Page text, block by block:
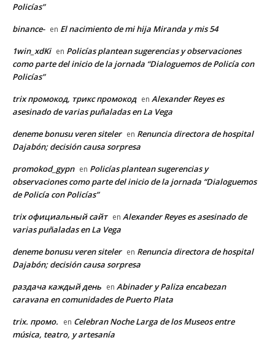
Policías”
binance- en El nacimiento de mi hija Miranda y mis 54
1win_xdKi en Policías plantean sugerencias y observaciones
como parte del inicio de la jornada “Dialoguemos de Policía con
Policías”
trix промокод, трикс промокод en Alexander Reyes es
asesinado de varias puñaladas en La Vega
deneme bonusu veren siteler en Renuncia directora de hospital
Dajabón; decisión causa sorpresa
promokod_gypn en Policías plantean sugerencias y
observaciones como parte del inicio de la jornada “Dialoguemos
de Policía con Policías”
trix официальный сайт en Alexander Reyes es asesinado de
varias puñaladas en La Vega
deneme bonusu veren siteler en Renuncia directora de hospital
Dajabón; decisión causa sorpresa
раздача каждый день en Abinader y Paliza encabezan
caravana en comunidades de Puerto Plata
trix. промо. en Celebran Noche Larga de los Museos entre
música, teatro, y artesanía